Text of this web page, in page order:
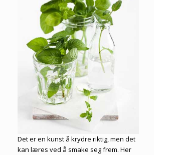
Det er en kunst å krydre riktig, men det
kan læres ved å smake seg frem. Her